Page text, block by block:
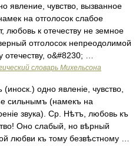
явление, чувство, вызванное
на отголосок слабое
любовь к отечеству не земное
отголосок непреодолимой
отечеству, о&#8230; …
словарь Михельсона
одно явленіе, чувство,
сильнымъ (намекъ на
звука). Ср. Нѣтъ, любовь къ
Оно слабый, но вѣрный
любви къ тому безвѣстному …